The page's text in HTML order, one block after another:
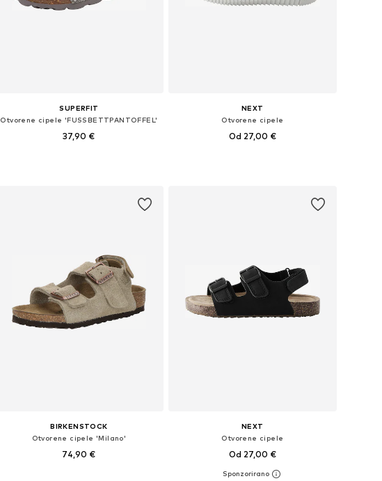
SUPERFIT
Otvorene cipele 'FUSSBETTPANTOFFEL'
37,90 €
NEXT
Otvorene cipele
Od 27,00 €
BIRKENSTOCK
Otvorene cipele 'Milano'
74,90 €
NEXT
Otvorene cipele
Od 27,00 €
Dostupno u više veličina